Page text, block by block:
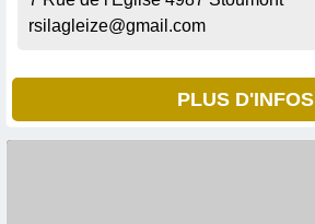
rsilagleize@gmail.com
PLUS D'INFOS